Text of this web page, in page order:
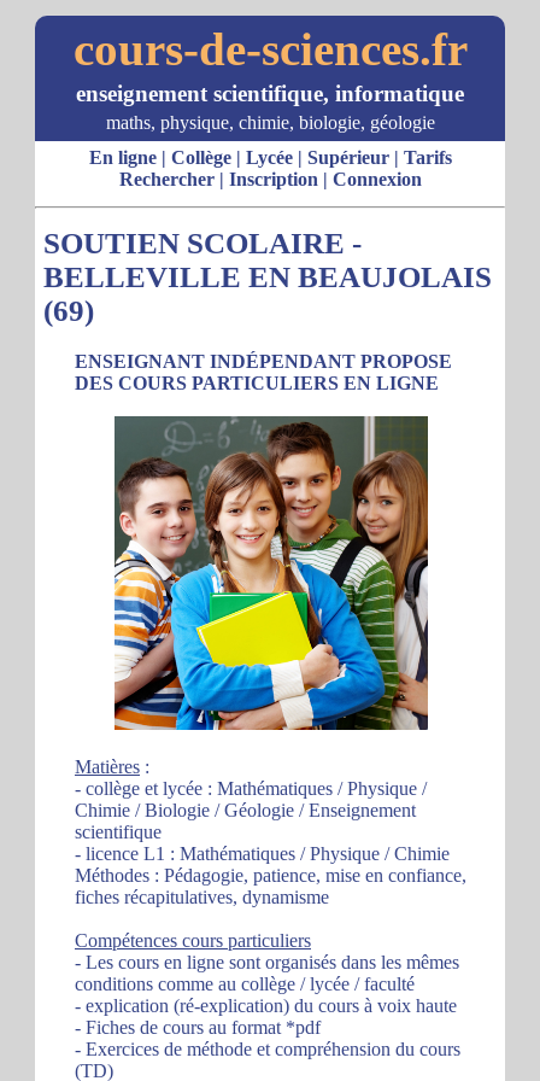
cours-de-sciences.fr
enseignement scientifique, informatique
maths, physique, chimie, biologie, géologie
En ligne| Collège| Lycée| Supérieur| Tarifs
Rechercher| Inscription | Connexion
SOUTIEN SCOLAIRE -
BELLEVILLE EN BEAUJOLAIS
(69)
ENSEIGNANT INDÉPENDANT PROPOSE
DES COURS PARTICULIERS EN LIGNE
Matières :
- collège et lycée : Mathématiques / Physique /
Chimie / Biologie / Géologie / Enseignement
scientifique
- licence L1 : Mathématiques / Physique / Chimie
Méthodes : Pédagogie, patience, mise en confiance,
fiches récapitulatives, dynamisme
Compétences cours particuliers
- Les cours en ligne sont organisés dans les mêmes
conditions comme au collège / lycée / faculté
- explication (ré-explication) du cours à voix haute
- Fiches de cours au format *pdf
- Exercices de méthode et compréhension du cours
(TD)